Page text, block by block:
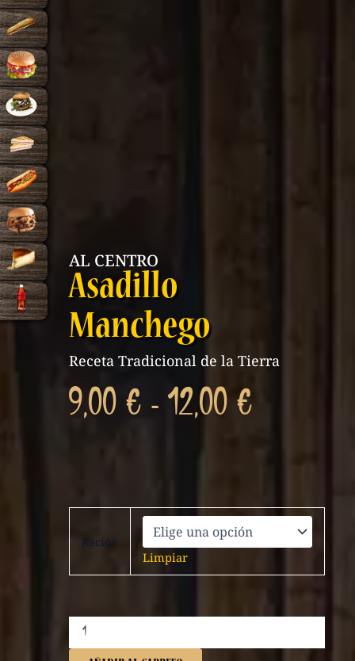
AL CENTRO
Asadillo
Manchego
Receta Tradicional de la Tierra
9,00 € - 12,00 €
precios:
Ración
Limpiar
cantidad